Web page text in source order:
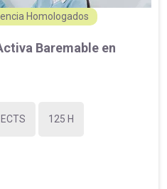
Homologados
Baremable en
125 H